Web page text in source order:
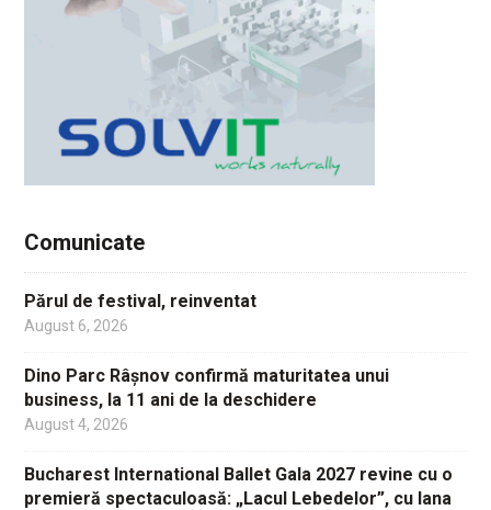
Comunicate
Părul de festival, reinventat
August 6, 2026
Dino Parc Râșnov confirmă maturitatea unui
business, la 11 ani de la deschidere
August 4, 2026
Bucharest International Ballet Gala 2027 revine cu o
premieră spectaculoasă: „Lacul Lebedelor”, cu Iana